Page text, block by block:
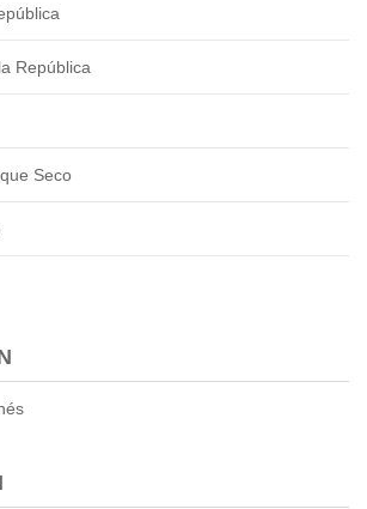
República
Seco
Vivienda